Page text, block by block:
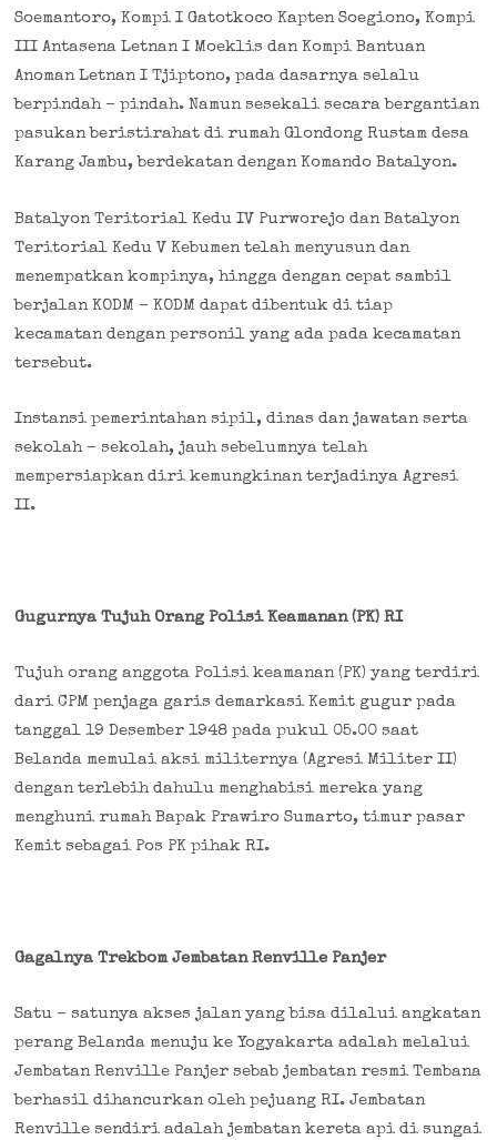
Soemantoro, Kompi I Gatotkoco Kapten Soegiono, Kompi
III Antasena Letnan I Moeklis dan Kompi Bantuan
Anoman Letnan I Tjiptono, pada dasarnya selalu
berpindah – pindah. Namun sesekali secara bergantian
pasukan beristirahat di rumah Glondong Rustam desa
Karang Jambu, berdekatan dengan Komando Batalyon.
Batalyon Teritorial Kedu IV Purworejo dan Batalyon
Teritorial Kedu V Kebumen telah menyusun dan
menempatkan kompinya, hingga dengan cepat sambil
berjalan KODM – KODM dapat dibentuk di tiap
kecamatan dengan personil yang ada pada kecamatan
tersebut.
Instansi pemerintahan sipil, dinas dan jawatan serta
sekolah – sekolah, jauh sebelumnya telah
mempersiapkan diri kemungkinan terjadinya Agresi
II.
Gugurnya Tujuh Orang Polisi Keamanan (PK) RI
Tujuh orang anggota Polisi keamanan (PK) yang terdiri
dari CPM penjaga garis demarkasi Kemit gugur pada
tanggal 19 Desember 1948 pada pukul 05.00 saat
Belanda memulai aksi militernya (Agresi Militer II)
dengan terlebih dahulu menghabisi mereka yang
menghuni rumah Bapak Prawiro Sumarto, timur pasar
Kemit sebagai Pos PK pihak RI.
Gagalnya Trekbom Jembatan Renville Panjer
Satu – satunya akses jalan yang bisa dilalui angkatan
perang Belanda menuju ke Yogyakarta adalah melalui
Jembatan Renville Panjer sebab jembatan resmi Tembana
berhasil dihancurkan oleh pejuang RI. Jembatan
Renville sendiri adalah jembatan kereta api di sungai